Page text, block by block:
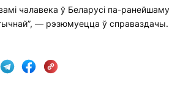
чалавека ў Беларусі па-ранейшаму
— рэзюмуецца ў справаздачы.